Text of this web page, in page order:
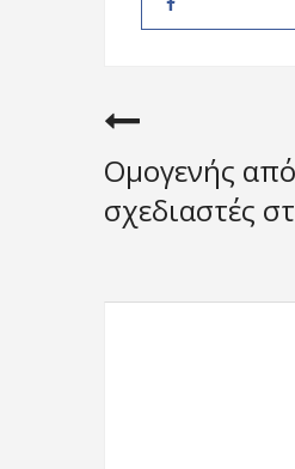
Ομογενής
σχεδιαστές